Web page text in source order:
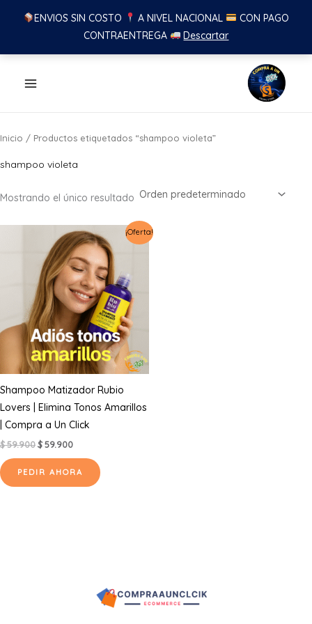
ENVIOS SIN COSTO A NIVEL NACIONAL
CON PAGO
CONTRAENTREGA
Descartar
Inicio / Productos etiquetados “shampoo violeta”
shampoo violeta
Mostrando el único resultado
¡Oferta!
Shampoo Matizador Rubio
Lovers | Elimina Tonos Amarillos
| Compra a Un Click
$59.900El
era:
$ 59.900.
$59.900El
actual
es:
$ 59.900.
PEDIR AHORA